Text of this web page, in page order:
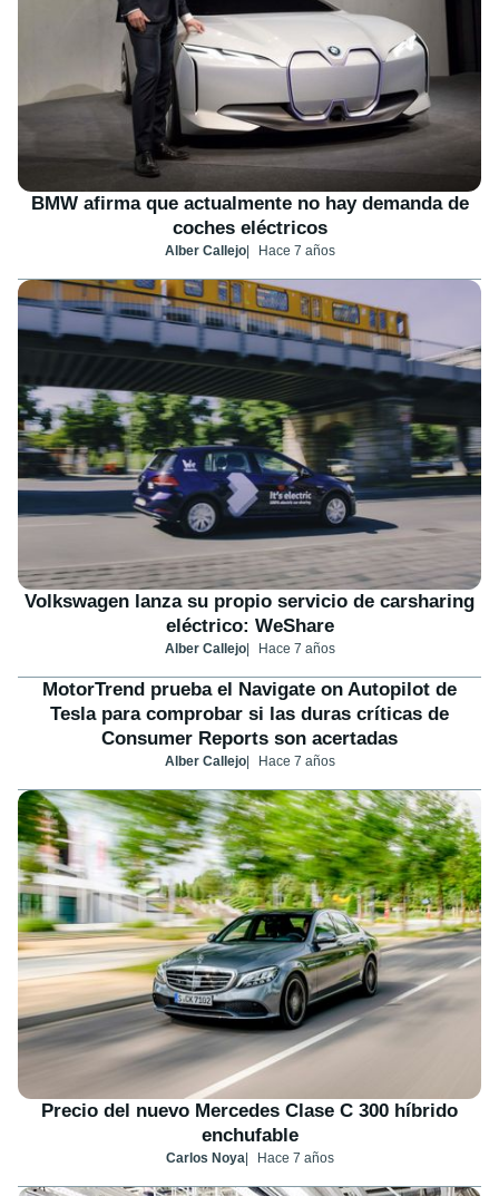
BMW afirma que actualmente no hay demanda de
coches eléctricos
Alber Callejo Hace 7 años
Volkswagen lanza su propio servicio de carsharing
eléctrico: WeShare
Alber Callejo Hace 7 años
MotorTrend prueba el Navigate on Autopilot de
Tesla para comprobar si las duras críticas de
Consumer Reports son acertadas
Alber Callejo Hace 7 años
Precio del nuevo Mercedes Clase C 300 híbrido
enchufable
Carlos Noya Hace 7 años